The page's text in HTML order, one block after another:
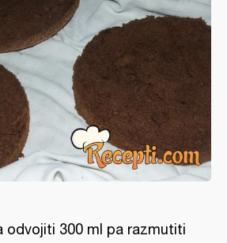
odvojiti 300 ml pa razmutiti